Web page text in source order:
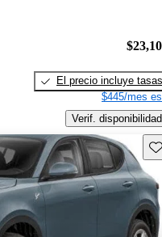
El precio incluye tasas
$445/mes
Verif. disponibilidad